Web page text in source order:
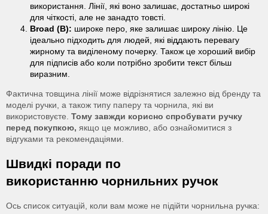
використання. Лінії, які воно залишає, достатньо широкі
для чіткості, але не занадто товсті.
Broad (B): широке перо, яке залишає широку лінію. Це
ідеально підходить для людей, які віддають перевагу
жирному та виділеному почерку. Також це хороший вибір
для підписів або коли потрібно зробити текст більш
виразним.
Фактична товщина лінії може відрізнятися залежно від бренду та
моделі ручки, а також типу паперу та чорнила, які ви
використовуєте. Тому завжди корисно спробувати ручку
перед покупкою, якщо це можливо, або ознайомитися з
відгуками та рекомендаціями.
Швидкі поради по
використанню чорнильних ручок
Ось список ситуацій, коли вам може не підійти чорнильна ручка: